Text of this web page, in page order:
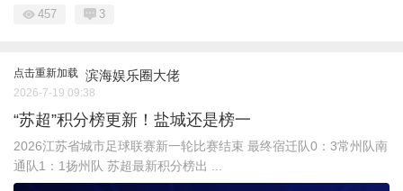
457 3
点击重新加载 滨海娱乐圈大佬
2026-7-19 09:38
“苏超”积分榜更新！盐城还是榜一
2026江苏省城市足球联赛新一轮比赛结束 最终宿迁队0：3常州队南
通队1：1扬州队 苏超最新积分榜出 ...